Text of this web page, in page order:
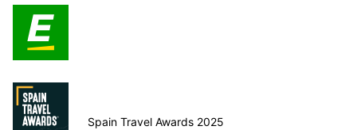
Spain Travel Awards 2025